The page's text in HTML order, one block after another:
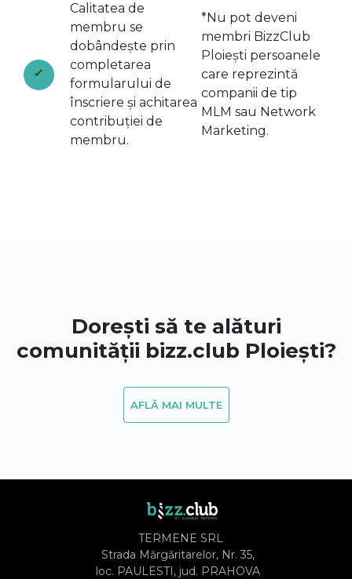
Calitatea de
membru se
dobândește prin
completarea
formularului de
înscriere și achitarea
contribuției de
membru.
*Nu pot deveni
membri BizzClub
Ploiești persoanele
care reprezintă
companii de tip
MLM sau Network
Marketing.
Dorești să te alături
comunității bizz.club Ploiești?
AFLĂ MAI MULTE
TERMENE SRL
Strada Mărgăritarelor, Nr. 35,
loc. PAULESTI, jud. PRAHOVA